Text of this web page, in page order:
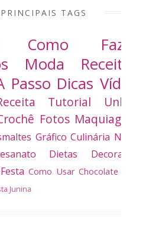
PRINCIPAIS TAGS
Como Fazer
Moda
Receitas
Passo Dicas Vídeo
Tutorial
Unhas
Fotos Maquiagem
Gráfico Culinária Natal
Dietas
Decoradas
Festa Como Usar Chocolate
Junina